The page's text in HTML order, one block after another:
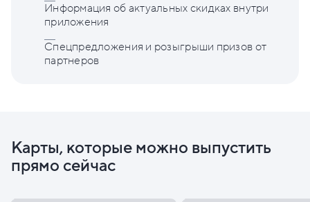
Информация об актуальных скидках внутри
приложения
Спецпредложения и розыгрыши призов от
партнеров
Карты, которые можно выпустить
прямо сейчас